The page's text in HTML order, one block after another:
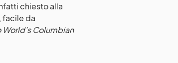
chiesto alla
facile da
Columbian